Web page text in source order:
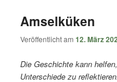
Amselküken
Veröffentlicht am12. März
Die Geschichte kann
Unterschiede zu